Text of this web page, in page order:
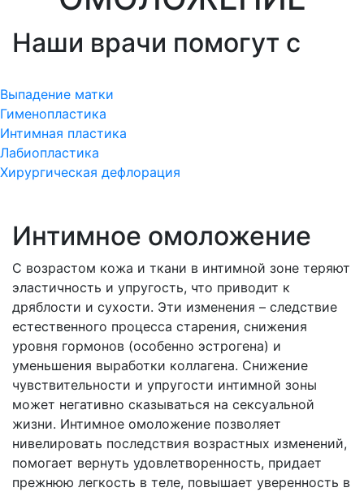
Наши врачи помогут с
Выпадение матки
Гименопластика
Интимная пластика
Лабиопластика
Хирургическая дефлорация
Интимное омоложение
С возрастом кожа и ткани в интимной зоне теряют
эластичность и упругость, что приводит к
дряблости и сухости. Эти изменения – следствие
естественного процесса старения, снижения
уровня гормонов (особенно эстрогена) и
уменьшения выработки коллагена. Снижение
чувствительности и упругости интимной зоны
может негативно сказываться на сексуальной
жизни. Интимное омоложение позволяет
нивелировать последствия возрастных изменений,
помогает вернуть удовлетворенность, придает
прежнюю легкость в теле, повышает уверенность в